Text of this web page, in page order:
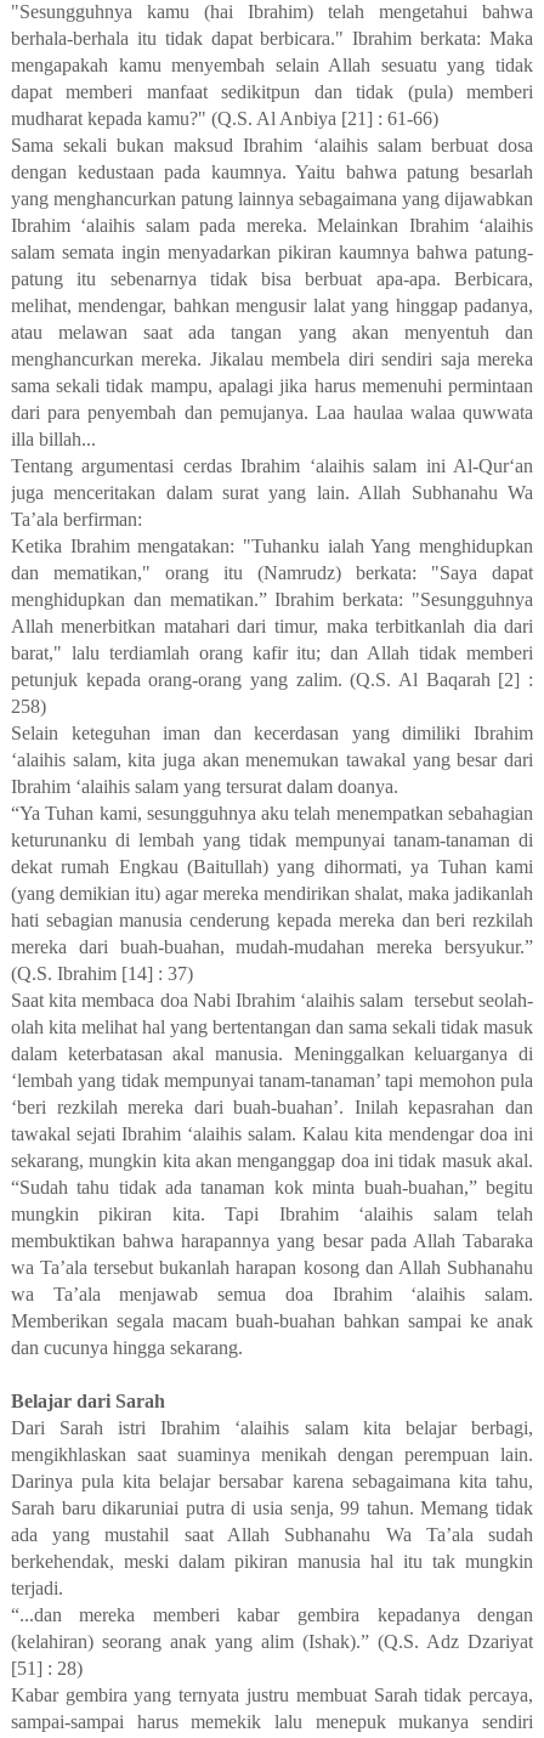
"Sesungguhnya kamu (hai Ibrahim) telah mengetahui bahwa
berhala-berhala itu tidak dapat berbicara." Ibrahim berkata: Maka
mengapakah kamu menyembah selain Allah sesuatu yang tidak
dapat memberi manfaat sedikitpun dan tidak (pula) memberi
mudharat kepada kamu?" (Q.S. Al Anbiya [21] : 61-66)
Sama sekali bukan maksud Ibrahim ‘alaihis salam berbuat dosa
dengan kedustaan pada kaumnya. Yaitu bahwa patung besarlah
yang menghancurkan patung lainnya sebagaimana yang dijawabkan
Ibrahim ‘alaihis salam pada mereka. Melainkan Ibrahim ‘alaihis
salam semata ingin menyadarkan pikiran kaumnya bahwa patung-
patung itu sebenarnya tidak bisa berbuat apa-apa. Berbicara,
melihat, mendengar, bahkan mengusir lalat yang hinggap padanya,
atau melawan saat ada tangan yang akan menyentuh dan
menghancurkan mereka. Jikalau membela diri sendiri saja mereka
sama sekali tidak mampu, apalagi jika harus memenuhi permintaan
dari para penyembah dan pemujanya. Laa haulaa walaa quwwata
illa billah...
Tentang argumentasi cerdas Ibrahim ‘alaihis salam ini Al-Qur‘an
juga menceritakan dalam surat yang lain. Allah Subhanahu Wa
Ta’ala berfirman:
Ketika Ibrahim mengatakan: "Tuhanku ialah Yang menghidupkan
dan mematikan," orang itu (Namrudz) berkata: "Saya dapat
menghidupkan dan mematikan.” Ibrahim berkata: "Sesungguhnya
Allah menerbitkan matahari dari timur, maka terbitkanlah dia dari
barat," lalu terdiamlah orang kafir itu; dan Allah tidak memberi
petunjuk kepada orang-orang yang zalim. (Q.S. Al Baqarah [2] :
258)
Selain keteguhan iman dan kecerdasan yang dimiliki Ibrahim
‘alaihis salam, kita juga akan menemukan tawakal yang besar dari
Ibrahim ‘alaihis salam yang tersurat dalam doanya.
“Ya Tuhan kami, sesungguhnya aku telah menempatkan sebahagian
keturunanku di lembah yang tidak mempunyai tanam-tanaman di
dekat rumah Engkau (Baitullah) yang dihormati, ya Tuhan kami
(yang demikian itu) agar mereka mendirikan shalat, maka jadikanlah
hati sebagian manusia cenderung kepada mereka dan beri rezkilah
mereka dari buah-buahan, mudah-mudahan mereka bersyukur.”
(Q.S. Ibrahim [14] : 37)
Saat kita membaca doa Nabi Ibrahim ‘alaihis salam tersebut seolah-
olah kita melihat hal yang bertentangan dan sama sekali tidak masuk
dalam keterbatasan akal manusia. Meninggalkan keluarganya di
‘lembah yang tidak mempunyai tanam-tanaman’ tapi memohon pula
‘beri rezkilah mereka dari buah-buahan’. Inilah kepasrahan dan
tawakal sejati Ibrahim ‘alaihis salam. Kalau kita mendengar doa ini
sekarang, mungkin kita akan menganggap doa ini tidak masuk akal.
“Sudah tahu tidak ada tanaman kok minta buah-buahan,” begitu
mungkin pikiran kita. Tapi Ibrahim ‘alaihis salam telah
membuktikan bahwa harapannya yang besar pada Allah Tabaraka
wa Ta’ala tersebut bukanlah harapan kosong dan Allah Subhanahu
wa Ta’ala menjawab semua doa Ibrahim ‘alaihis salam.
Memberikan segala macam buah-buahan bahkan sampai ke anak
dan cucunya hingga sekarang.
Belajar dari Sarah
Dari Sarah istri Ibrahim ‘alaihis salam kita belajar berbagi,
mengikhlaskan saat suaminya menikah dengan perempuan lain.
Darinya pula kita belajar bersabar karena sebagaimana kita tahu,
Sarah baru dikaruniai putra di usia senja, 99 tahun. Memang tidak
ada yang mustahil saat Allah Subhanahu Wa Ta’ala sudah
berkehendak, meski dalam pikiran manusia hal itu tak mungkin
terjadi.
“...dan mereka memberi kabar gembira kepadanya dengan
(kelahiran) seorang anak yang alim (Ishak).” (Q.S. Adz Dzariyat
[51] : 28)
Kabar gembira yang ternyata justru membuat Sarah tidak percaya,
sampai-sampai harus memekik lalu menepuk mukanya sendiri